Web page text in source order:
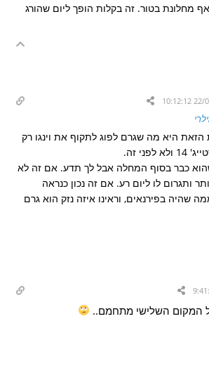
מחלונת בטור. זה בקלות הופך ליום שהורג
היא מה שגרם לפוג לתקוף את וינגו רק
זה.
שהוא כבר בסוף המחלה אבל לך תדע. אם זה לא
ותגרום לו ליום רע. אם זה נכון כנראה
שהיה בפירנאים, וראינו איזה נזק הוא גרם
המקום השלישי מתחמם..